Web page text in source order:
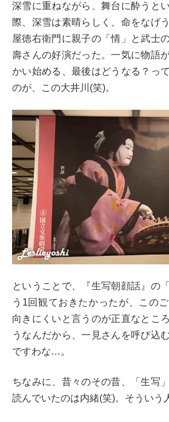
深雪に重ねながら、舞台に酔うと
際、深雪は素晴らしく、命をなげ
屋徳右衛門に親子の「情」と武士
壽さんの好演だった。一気に物語
かい始める、最後はどうなる？っ
のが、この大井川(笑)。
ということで、『生写朝顔話』の
う1回観ておきたかったが、この
向きにくいと言うのが正直なとこ
うなんだから、一見さんを呼び込
ですわな…。
ちなみに、昔々のその昔、「生写
読んでいたのは内緒(笑)。そういう